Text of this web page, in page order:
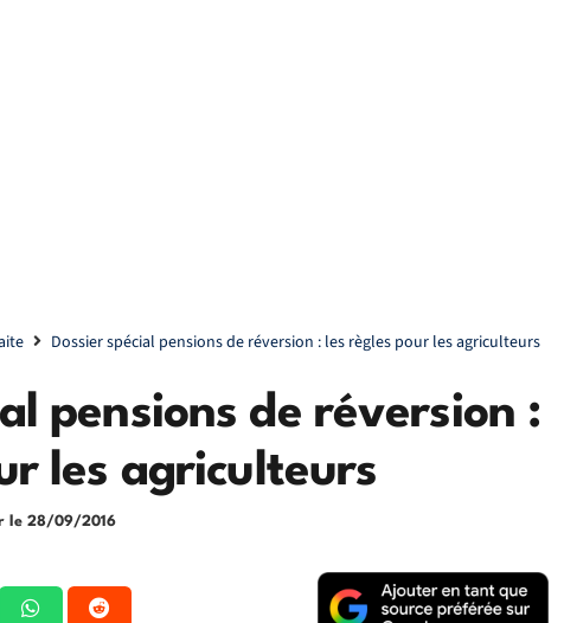
Dossier spécial pensions de réversion : les règles pour les agriculteurs
pensions de réversion :
les agriculteurs
le 28/09/2016